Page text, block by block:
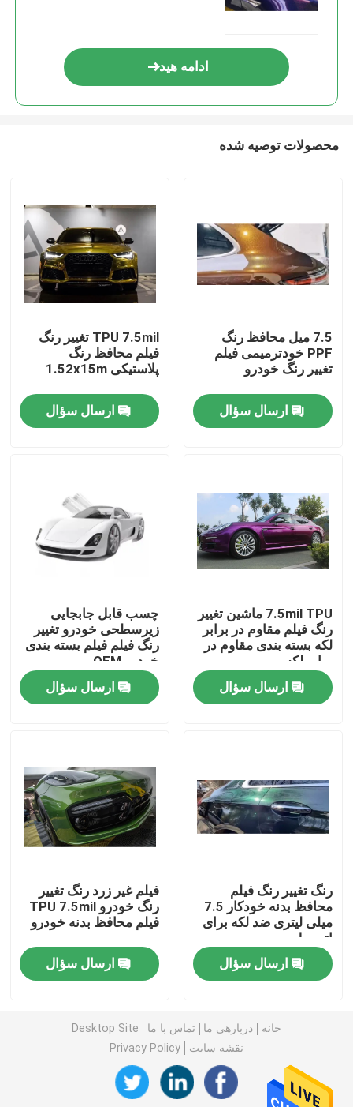
محصولات
دربارهی ما
کنترل کیفیت
تماس با ما
همه موارد
فیلم ماشین TPU
فیلم رنگی پنجره
فیلم پنجره نشکن
روکش ماشین PPF
ادامه هید
محصولات توصیه شده
7.5 میل محافظ رنگ
PPF خودترمیمی فیلم
تغییر رنگ خودرو
ارسال سؤال
TPU 7.5mil تغییر رنگ
فیلم محافظ رنگ
پلاستیکی 1.52x15m
ارسال سؤال
7.5mil TPU ماشین تغییر
رنگ فیلم مقاوم در برابر
لکه بسته بندی مقاوم در
برابر لکه
ارسال سؤال
چسب قابل جابجایی
زیرسطحی خودرو تغییر
رنگ فیلم فیلم بسته بندی
خودرو OEM
ارسال سؤال
رنگ تغییر رنگ فیلم
محافظ بدنه خودکار 7.5
میلی لیتری ضد لکه برای
اتومبیل
ارسال سؤال
فیلم غیر زرد رنگ تغییر
رنگ خودرو TPU 7.5mil
فیلم محافظ بدنه خودرو
ارسال سؤال
خانه دربارهی ما تماس با ما
Desktop Site
نقشه سایت
Privacy Policy